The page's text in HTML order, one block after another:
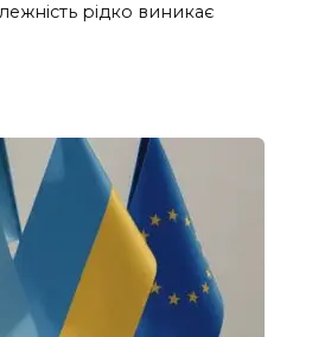
рідко виникає